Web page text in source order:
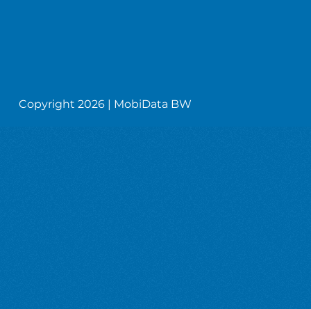
Copyright 2026 | MobiData BW